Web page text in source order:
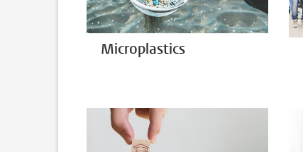
Microplastics